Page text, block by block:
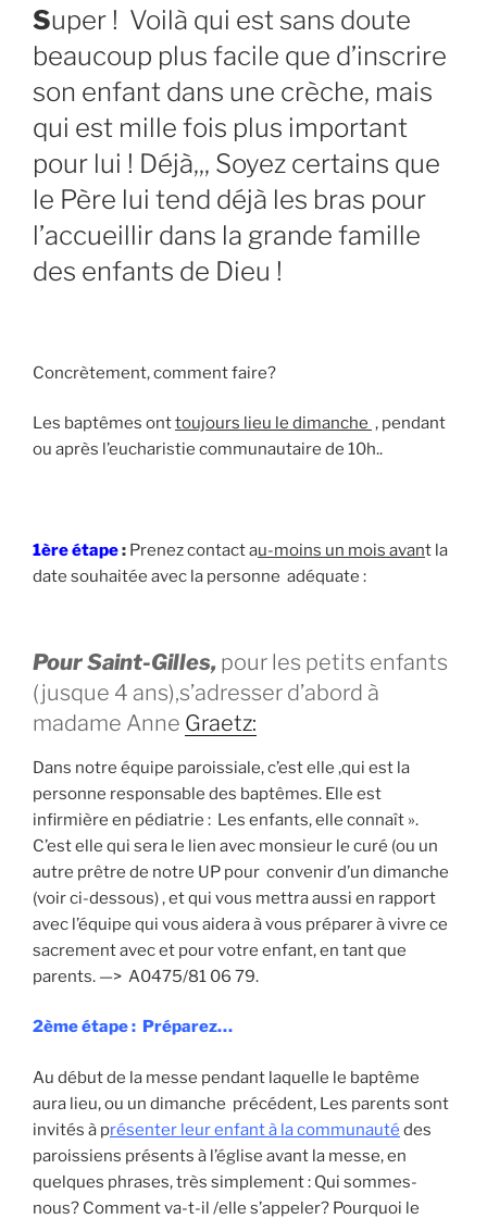
Super ! Voilà qui est sans doute
beaucoup plus facile que d’inscrire
son enfant dans une crèche, mais
qui est mille fois plus important
pour lui ! Déjà,,, Soyez certains que
le Père lui tend déjà les bras pour
l’accueillir dans la grande famille
des enfants de Dieu !
Concrètement, comment faire?
Les baptêmes onttoujours lieu le dimanche , pendant
ou après l’eucharistie communautaire de 10h..
1ère étape: Prenez contact au-moins un mois avant la
date souhaitée avec la personne adéquate :
Pour Saint-Gilles, pour les petits enfants
(jusque 4 ans),s’adresser d’abord à
madame Anne Graetz:
Dans notre équipe paroissiale, c’est elle ,qui est la
personne responsable des baptêmes. Elle est
infirmière en pédiatrie : Les enfants, elle connaît ».
C’est elle qui sera le lien avec monsieur le curé (ou un
autre prêtre de notre UP pour convenir d’un dimanche
(voir ci-dessous) , et qui vous mettra aussi en rapport
avec l’équipe qui vous aidera à vous préparer à vivre ce
sacrement avec et pour votre enfant, en tant que
parents. —> A0475/81 06 79.
2ème étape : Préparez…
Au début de la messe pendant laquelle le baptême
aura lieu, ou un dimanche précédent, Les parents sont
invités à présenter leur enfant à la communauté des
paroissiens présents à l’église avant la messe, en
quelques phrases, très simplement : Qui sommes-
nous? Comment va-t-il /elle s’appeler? Pourquoi le